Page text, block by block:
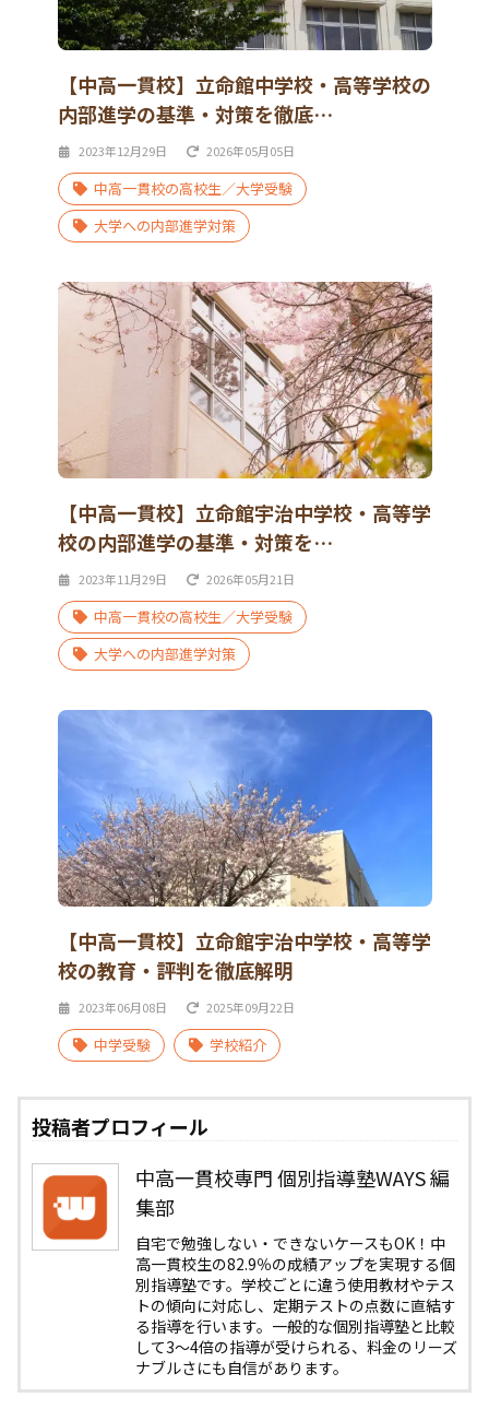
【中高一貫校】立命館中学校・高等学校の
内部進学の基準・対策を徹底…
2023年12月29日 2026年05月05日
中高一貫校の高校生／大学受験
大学への内部進学対策
【中高一貫校】立命館宇治中学校・高等学
校の内部進学の基準・対策を…
2023年11月29日 2026年05月21日
中高一貫校の高校生／大学受験
大学への内部進学対策
【中高一貫校】立命館宇治中学校・高等学
校の教育・評判を徹底解明
2023年06月08日 2025年09月22日
中学受験 学校紹介
投稿者プロフィール
中高一貫校専門 個別指導塾WAYS 編
集部
自宅で勉強しない・できないケースもOK！中
高一貫校生の82.9％の成績アップを実現する個
別指導塾です。学校ごとに違う使用教材やテス
トの傾向に対応し、定期テストの点数に直結す
る指導を行います。一般的な個別指導塾と比較
して3〜4倍の指導が受けられる、料金のリーズ
ナブルさにも自信があります。